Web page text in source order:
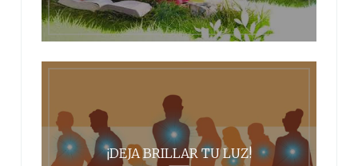
¡DEJA BRILLAR TU LUZ!